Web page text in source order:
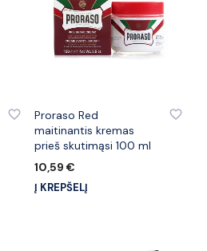
Proraso Red
maitinantis kremas
prieš skutimąsi 100 ml
10,59 €
Į KREPŠELĮ